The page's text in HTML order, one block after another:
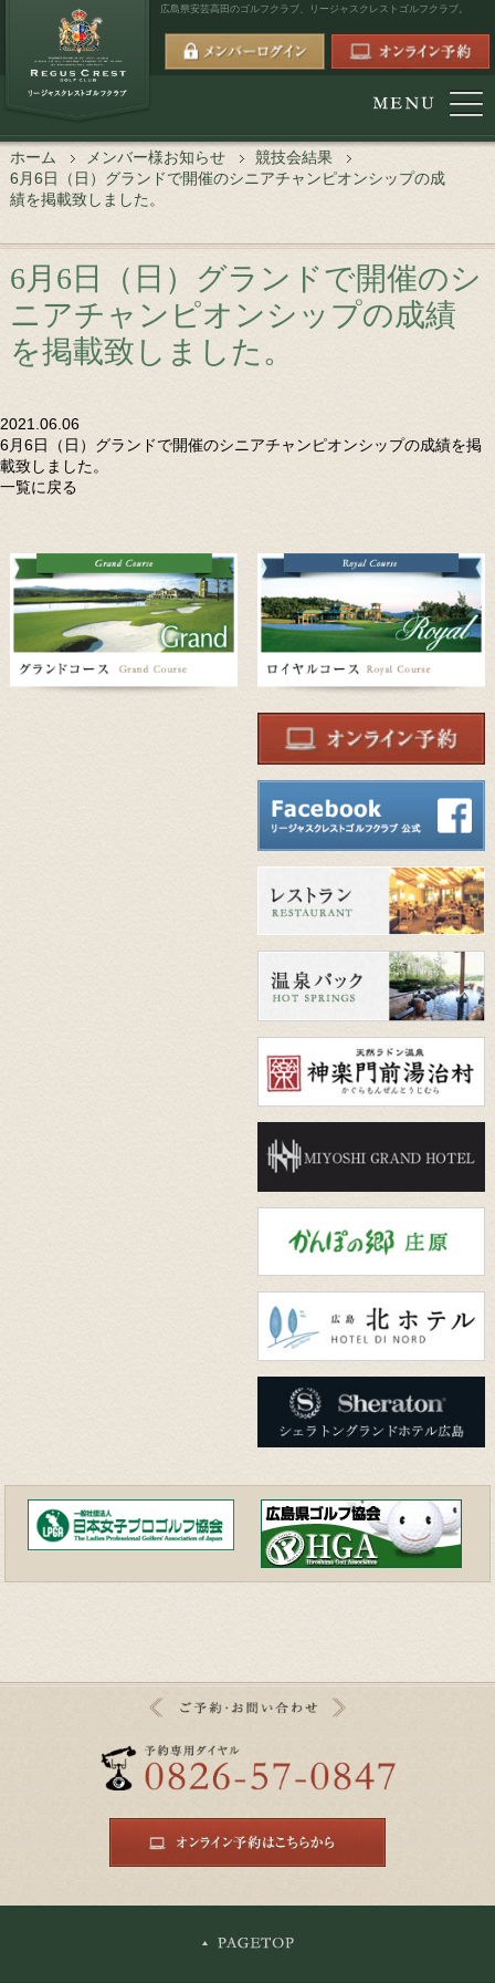
広島県安芸高田のゴルフクラブ、 リージャスクレストゴルフクラブ。
ホーム メンバー様お知らせ
競技会結果
6月6日（日）グランドで開催のシニアチャンピオンシップの成
績を掲載致しました。
6月6日（日）グランドで開催のシ
ニアチャンピオンシップの成績
を掲載致しました。
2021.06.06
6月6日（日）グランドで開催のシニアチャンピオンシップの成績を掲
載致しました。
一覧に戻る